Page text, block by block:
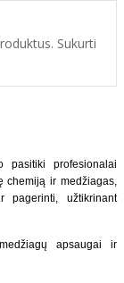
Sukurti
pasitiki profesionalai
chemiją ir medžiagas,
pagerinti, užtikrinant
apsaugai ir